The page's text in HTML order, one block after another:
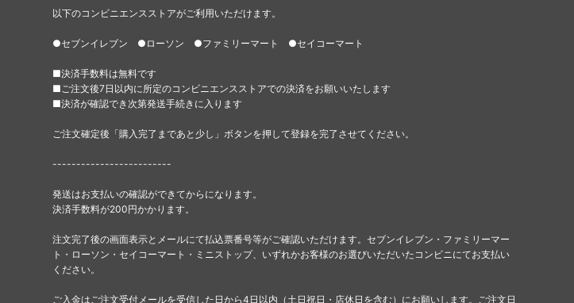
以下のコンビニエンスストアがご利用いただけます。
●セブンイレブン ●ローソン ●ファミリーマート ●セイコーマート
■決済手数料は無料です
■ご注文後7日以内に所定のコンビニエンスストアでの決済をお願いいたします
■決済が確認でき次第発送手続きに入ります
ご注文確定後「購入完了まであと少し」ボタンを押して登録を完了させてください。
-------------------------
発送はお支払いの確認ができてからになります。
決済手数料が200円かかります。
注文完了後の画面表示とメールにて払込票番号等がご確認いただけます。セブンイレブン・ファミリーマー
ト・ローソン・セイコーマート・ミニストップ、いずれかお客様のお選びいただいたコンビニにてお支払い
ください。
ご入金はご注文受付メールを受信した日から4日以内（土日祝日・店休日を含む）にお願いします。ご注文日